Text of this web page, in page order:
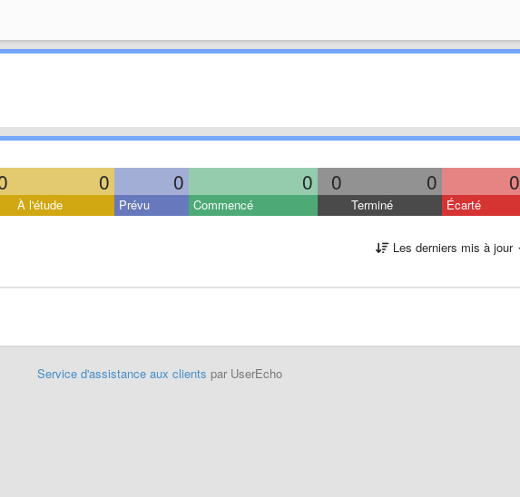
0 0 0 0 0 0
À l'étude Prévu Commencé Terminé Écarté
Les derniers mis à jour
Service d'assistance aux clients par UserEcho